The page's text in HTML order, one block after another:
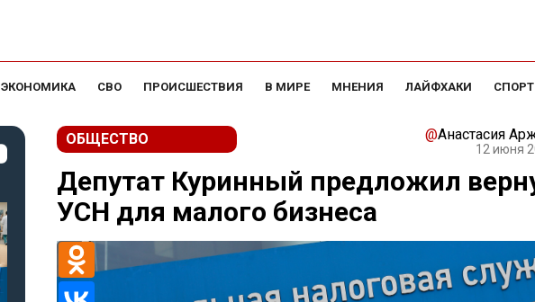
ЭКОНОМИКА СВО ПРОИСШЕСТВИЯ В МИРЕ МНЕНИЯ ЛАЙФХАКИ СПОРТ
ОБЩЕСТВО @Анастасия
12 июня
Депутат Куринный предложил
УСН для малого бизнеса